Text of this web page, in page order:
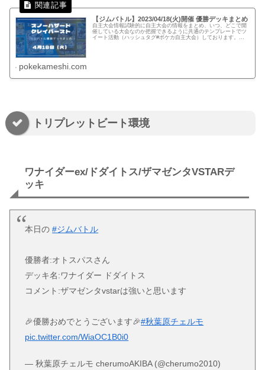
【ジムバトル】2023/04/18(火)開催 優勝デッキまとめ
自主大会情報試験的に自主大会の情報をまとめ、いつ、どこで開
催している大会なのか把握できるように共通のテンプレートでツ
イート活動（ハッシュタグ#ポケカ自主大会）しております。下
pokekameshi.com
トリプレットビート環境
ワナイダーex/ドダイトス/ザマゼンタVSTARデ
ッキ
本日の#ジムバトル
優勝者:オトスパスさん
デッキ名:ワナイダー ドダイトス
コメント:ザマゼンタvstarは強いと思います
🎉優勝おめでとうございます🎉#秋葉原チェルモ
pic.twitter.com/WiaOC1B0i0
— 秋葉原チェルモ cherumoAKIBA (@cherumo2010)